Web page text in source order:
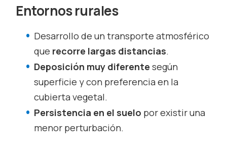
Entornos rurales
Desarrollo de un transporte atmosférico
que recorre largas distancias.
Deposición muy diferentesegún
superficie y con preferencia en la
cubierta vegetal.
Persistencia en el suelo por existir una
menor perturbación.